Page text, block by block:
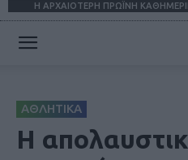
Η ΑΡΧΑΙΟΤΕΡΗ ΠΡΩΪΝΗ
ΑΘΛΗΤΙΚΑ
Η